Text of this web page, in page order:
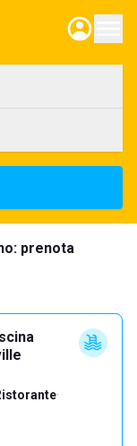
prenota
·